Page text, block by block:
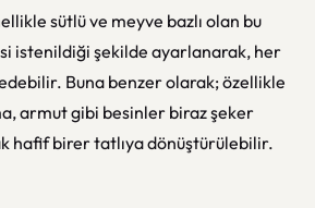
sütlü ve meyve bazlı olan bu
istenildiği şekilde ayarlanarak, her
Buna benzer olarak; özellikle
armut gibi besinler biraz şeker
hafif birer tatlıya dönüştürülebilir.